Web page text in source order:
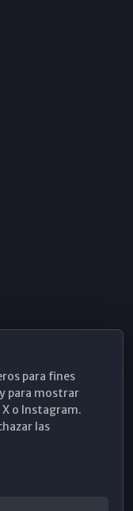
para fines
para mostrar
o Instagram.
las